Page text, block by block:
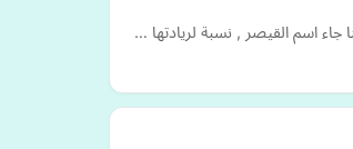
اسم القيصر , نسبة لريادتها …